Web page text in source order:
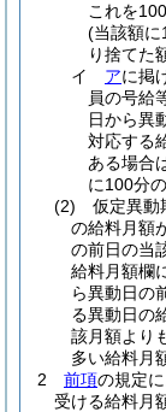
これを
(当該額に
り捨てた
イ
アに掲
員の号給
日から異
対応する
ある場合
に100分
(2)
仮定異動
の給料月額
の前日の当
給料月額欄
ら異動日の
る異動日の
該月額より
多い給料月
2
前項の規定
受ける給料月